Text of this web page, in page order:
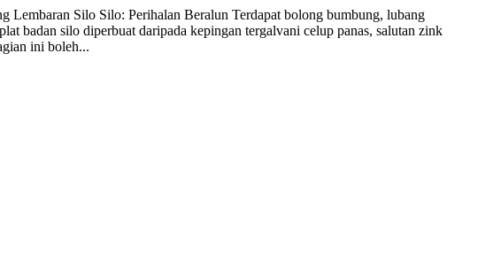
Lembaran Silo Silo: Perihalan Beralun Terdapat bolong bumbung, lubang
badan silo diperbuat daripada kepingan tergalvani celup panas, salutan zink
ini boleh...